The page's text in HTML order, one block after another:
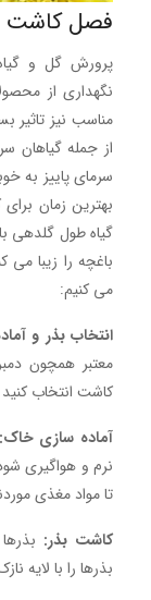
فصل کاشت
پرورش گل و
نگهداری از
مناسب نیز تاثیر
از جمله گیاهان
سرمای پاییز به
بهترین زمان
گیاه طول گلدهی
باغچه را زیبا
می کنیم:
انتخاب بذر و
معتبر همچون
کاشت انتخاب
آماده سازی
نرم و هواگیری
تا مواد مغذی
کاشت بذر:
بذرها را با لایه نازک خاک